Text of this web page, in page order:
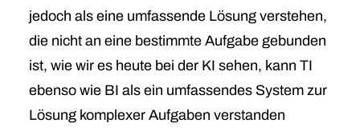
jedoch als eine umfassende Lösung verstehen,
die nicht an eine bestimmte Aufgabe gebunden
ist, wie wir es heute bei der KI sehen, kann TI
ebenso wie BI als ein umfassendes System zur
Lösung komplexer Aufgaben verstanden